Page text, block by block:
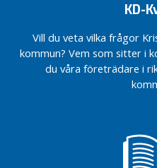
KD-
Vill du veta vilka frågor
kommun? Vem som sitter i
du våra företrädare i